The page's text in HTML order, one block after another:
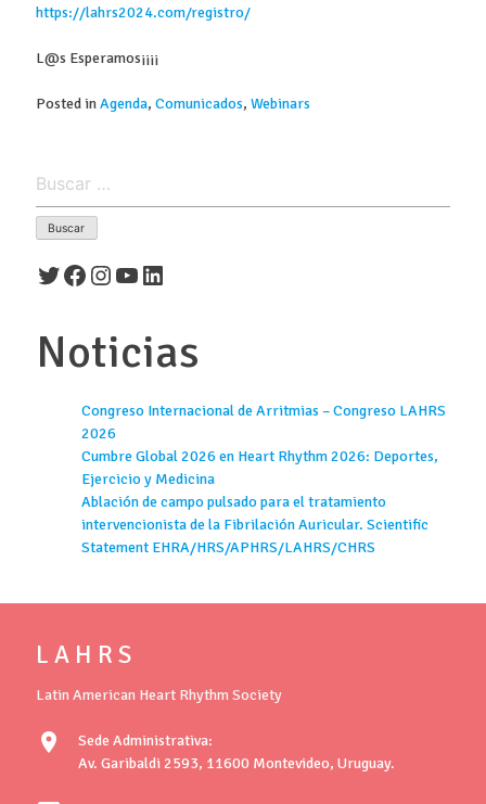
https://lahrs2024.com/registro/
L@s Esperamos¡¡¡¡
Posted inAgenda, Comunicados, Webinars
Twitter
Facebook
Instagram
YouTube
LinkedIn
Noticias
Congreso Internacional de Arritmias – Congreso LAHRS
2026
Cumbre Global 2026 en Heart Rhythm 2026: Deportes,
Ejercicio y Medicina
Ablación de campo pulsado para el tratamiento
intervencionista de la Fibrilación Auricular. Scientific
Statement EHRA/HRS/APHRS/LAHRS/CHRS
L A H R S
Latin American Heart Rhythm Society
location_on
Sede Administrativa:
Av. Garibaldi 2593, 11600 Montevideo, Uruguay.